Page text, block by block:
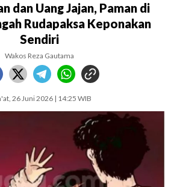
dan Uang Jajan, Paman di
Rudapaksa Keponakan
Sendiri
Wakos Reza Gautama
26 Juni 2026 | 14:25 WIB